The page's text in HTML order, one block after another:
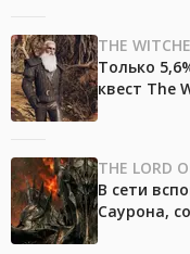
THE
Только
квест The
THE LORD
В сети
Саурона,